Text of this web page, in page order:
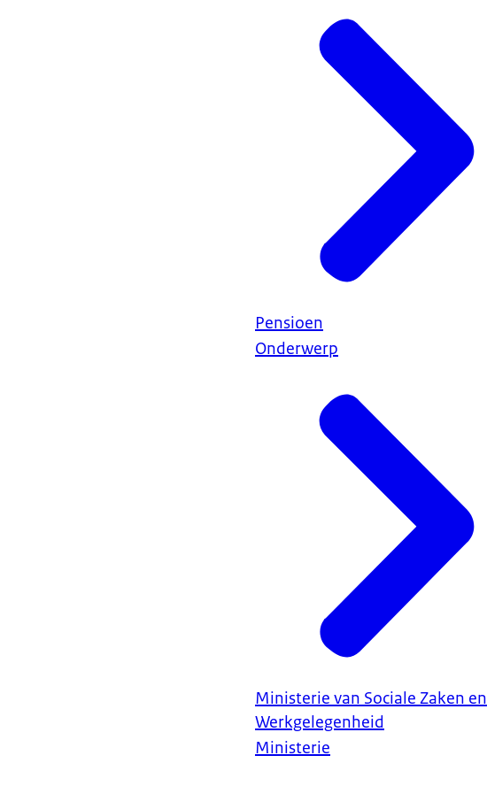
Pensioen
Onderwerp
Ministerie van Sociale Zaken en
Werkgelegenheid
Ministerie